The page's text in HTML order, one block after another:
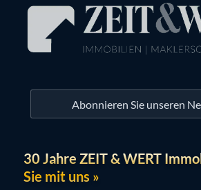
Abonnieren Sie unseren
30 Jahre ZEIT & WERT
Sie mit uns »